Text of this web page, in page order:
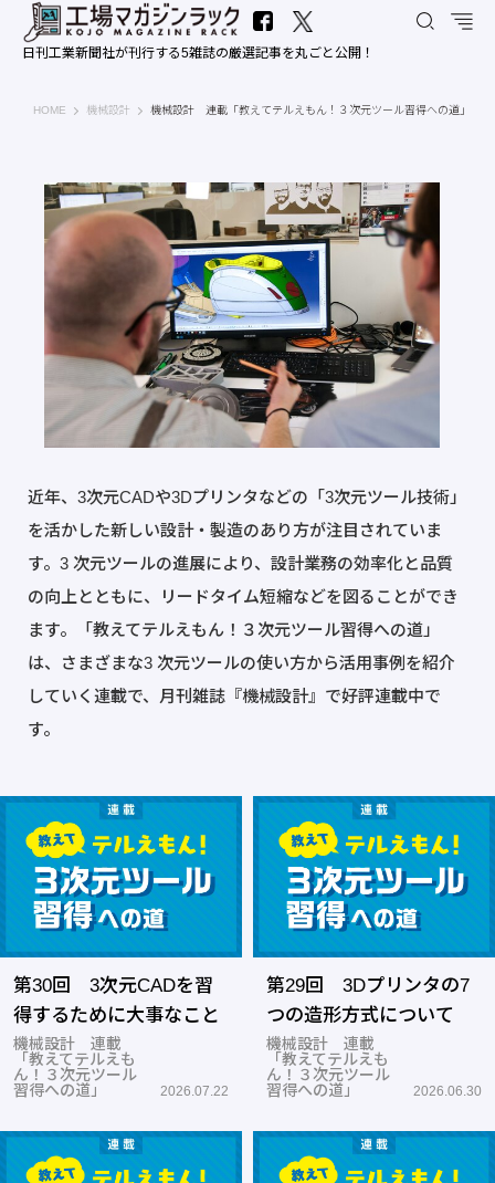
日刊工業新聞社が刊行する5雑誌の厳選記事を丸ごと公開！
HOME 工場マガジンラック｜日刊工業新聞社
機械設計 機械設計 連載「教えてテルえもん！３次元ツール習得への道」
近年、3次元CADや3Dプリンタなどの「3次元ツール技術」
を活かした新しい設計・製造のあり方が注目されていま
す。3 次元ツールの進展により、設計業務の効率化と品質
の向上とともに、リードタイム短縮などを図ることができ
ます。「教えてテルえもん！３次元ツール習得への道」
は、さまざまな3 次元ツールの使い方から活用事例を紹介
していく連載で、月刊雑誌『機械設計』で好評連載中で
す。
第30回 3次元CADを習
得するために大事なこと
機械設計 連載
「教えてテルえも
ん！３次元ツール
習得への道」
2026.07.22
第29回 3Dプリンタの7
つの造形方式について
機械設計 連載
「教えてテルえも
ん！３次元ツール
習得への道」
2026.06.30